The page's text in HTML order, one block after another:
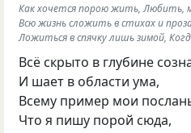
Как хочется порою жить,
Всю жизнь сложить в стихах и
Ложиться в спячку лишь зимой,
Всё скрыто в глубине
И шает в области ума,
Всему пример мои
Что я пишу порой сюда,